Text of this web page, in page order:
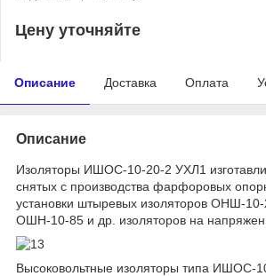
Цену уточняйте
Описание Доставка Оплата
Описание
Изоляторы ИШОС-10-20-2 УХЛ1
снятых с производства фарфоровых
установки штыревых изоляторов ОНШ-
ОШН-10-85 и др. изоляторов на
Высоковольтные изоляторы типа ИШОС-